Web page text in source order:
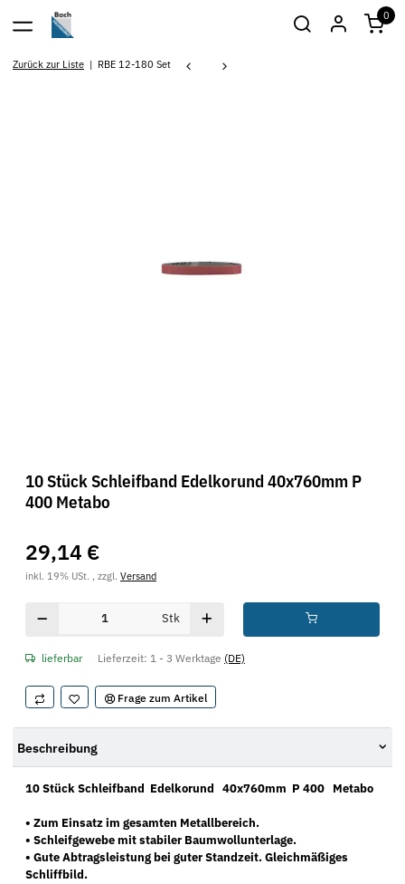
0
Zurück zur Liste RBE 12-180 Set
10 Stück Schleifband Edelkorund 40x760mm P
400 Metabo
29,14 €
inkl. 19% USt. , zzgl. Versand
Stk
lieferbar Lieferzeit: 1 - 3 Werktage (DE)
Frage zum Artikel
Beschreibung
10 Stück Schleifband Edelkorund 40x760mm P 400 Metabo
• Zum Einsatz im gesamten Metallbereich.
• Schleifgewebe mit stabiler Baumwollunterlage.
• Gute Abtragsleistung bei guter Standzeit. Gleichmäßiges
Schliffbild.